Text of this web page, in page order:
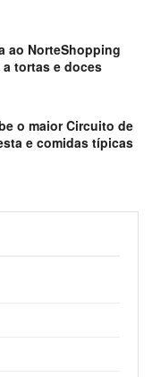
ao NorteShopping
tortas e doces
o maior Circuito de
e comidas típicas